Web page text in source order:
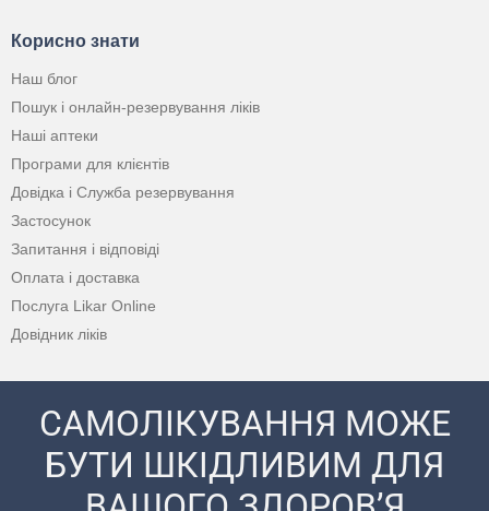
Корисно знати
Наш блог
Пошук і онлайн-резервування ліків
Наші аптеки
Програми для клієнтів
Довідка і Служба резервування
Застосунок
Запитання і відповіді
Оплата і доставка
Послуга Likar Online
Довідник ліків
САМОЛІКУВАННЯ МОЖЕ
БУТИ ШКІДЛИВИМ ДЛЯ